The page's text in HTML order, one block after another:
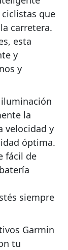
ciclistas que
carretera.
esta
y
y
la
velocidad y
óptima.
fácil de
siempre
Garmin
tu